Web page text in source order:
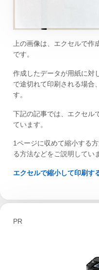
上の画像は、エクセルで
です。
作成したデータが用紙に対
で途切れて印刷される場合
す。
下記の記事では、エクセル
ています。
1ページに収めて縮小する
る方法などをご説明してい
エクセルで縮小して印刷す
PR